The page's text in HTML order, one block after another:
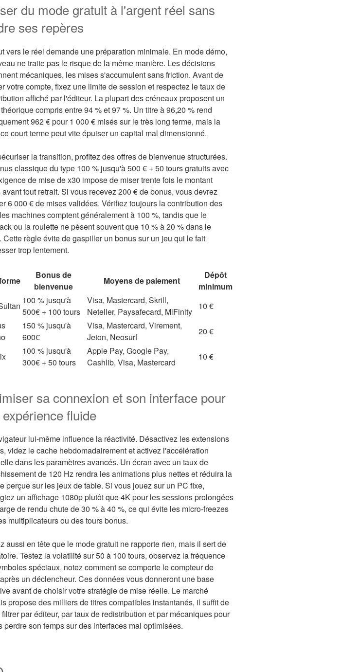
du mode gratuit à l'argent réel sans
ses repères
vers le réel demande une préparation minimale. En mode démo,
ne traite pas le risque de la même manière. Les décisions
mécaniques, les mises s'accumulent sans friction. Avant de
votre compte, fixez une limite de session et respectez le taux de
affiché par l'éditeur. La plupart des créneaux proposent un
compris entre 94 % et 97 %. Un titre à 96,20 % rend
962 € pour 1 000 € misés sur le très long terme, mais la
court terme peut vite épuiser un capital mal dimensionné.
la transition, profitez des offres de bienvenue structurées.
classique du type 100 % jusqu'à 500 € + 50 tours gratuits avec
de mise de x30 impose de miser trente fois le montant
tout retrait. Si vous recevez 200 € de bonus, vous devrez
6 000 € de mises validées. Vérifiez toujours la contribution des
machines comptent généralement à 100 %, tandis que le
ou la roulette ne pèsent souvent que 10 % à 20 % dans le
Cette règle évite de gaspiller un bonus sur un jeu qui le fait
trop lentement.
Bonus de
bienvenue
Moyens de paiement
Dépôt
minimum
100 % jusqu'à
500€ + 100 tours
Visa, Mastercard, Skrill,
Neteller, Paysafecard, MiFinity
10 €
150 % jusqu'à
600€
Visa, Mastercard, Virement,
Jeton, Neosurf
20 €
100 % jusqu'à
300€ + 50 tours
Apple Pay, Google Pay,
Cashlib, Visa, Mastercard
10 €
sa connexion et son interface pour
fluide
lui-même influence la réactivité. Désactivez les extensions
videz le cache hebdomadairement et activez l'accélération
dans les paramètres avancés. Un écran avec un taux de
de 120 Hz rendra les animations plus nettes et réduira la
perçue sur les jeux de table. Si vous jouez sur un PC fixe,
un affichage 1080p plutôt que 4K pour les sessions prolongées
de rendu chute de 30 % à 40 %, ce qui évite les micro-freezes
multiplicateurs ou des tours bonus.
aussi en tête que le mode gratuit ne rapporte rien, mais il sert de
Testez la volatilité sur 50 à 100 tours, observez la fréquence
spéciaux, notez comment se comporte le compteur de
un déclencheur. Ces données vous donneront une base
avant de choisir votre stratégie de mise réelle. Le marché
propose des milliers de titres compatibles instantanés, il suffit de
par éditeur, par taux de redistribution et par mécaniques pour
perdre son temps sur des interfaces mal optimisées.